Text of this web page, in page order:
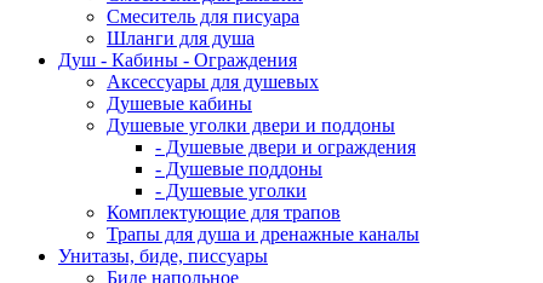
Смеситель для писуара
Шланги для душа
Душ - Кабины - Ограждения
Аксессуары для душевых
Душевые кабины
Душевые уголки двери и поддоны
- Душевые двери и ограждения
- Душевые поддоны
- Душевые уголки
Комплектующие для трапов
Трапы для душа и дренажные каналы
Унитазы, биде, писсуары
Биде напольное